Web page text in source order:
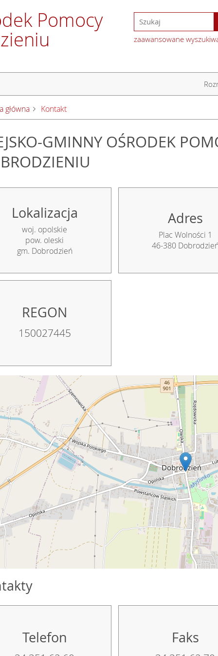
Pomocy
zaawansowane
główna Kontakt
GMINNY OŚRODEK
Lokalizacja
woj. opolskie
pow. oleski
gm. Dobrodzień
Adres
Plac Wolności 1
46-380
REGON
150027445
Telefon Faks